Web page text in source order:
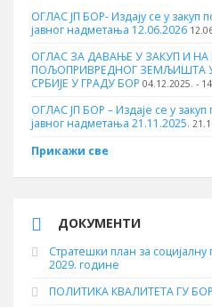
ОГЛАС ЈП БОР- Издају се у закуп
јавног надметања 12.06.2026
ОГЛАС ЗА ДАВАЊЕ У ЗАКУП И
ПОЉОПРИВРЕДНОГ ЗЕМЉИШТА
СРБИЈЕ У ГРАДУ БОР 04.12.2025. -
ОГЛАС ЈП БОР – Издаје се у
јавног надметања 21.11.2025.
Прикажи све
ДОКУМЕНТИ
Стратешки план за
2029. године
ПОЛИТИКА КВАЛИТЕТА ГУ